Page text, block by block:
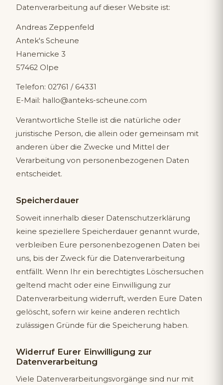
Datenverarbeitung auf dieser Website ist:
Andreas Zeppenfeld
Antek's Scheune
Hanemicke 3
57462 Olpe
Telefon: 02761 / 64331
E-Mail: hallo@anteks-scheune.com
Verantwortliche Stelle ist die natürliche oder
juristische Person, die allein oder gemeinsam mit
anderen über die Zwecke und Mittel der
Verarbeitung von personenbezogenen Daten
entscheidet.
Speicherdauer
Soweit innerhalb dieser Datenschutzerklärung
keine speziellere Speicherdauer genannt wurde,
verbleiben Eure personenbezogenen Daten bei
uns, bis der Zweck für die Datenverarbeitung
entfällt. Wenn Ihr ein berechtigtes Löschersuchen
geltend macht oder eine Einwilligung zur
Datenverarbeitung widerruft, werden Eure Daten
gelöscht, sofern wir keine anderen rechtlich
zulässigen Gründe für die Speicherung haben.
Widerruf Eurer Einwilligung zur
Datenverarbeitung
Viele Datenverarbeitungsvorgänge sind nur mit